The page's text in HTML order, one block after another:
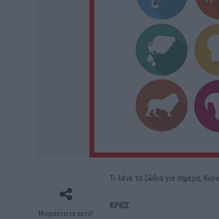
Μοιραστείτε αυτό!
Τι λένε τα ζώδια για σήμερα,
ΚΡΙΟΣ